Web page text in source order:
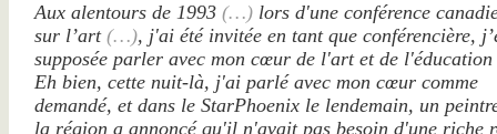
Aux alentours de 1993 (…) lors d'une conférence
sur l’art (…), j'ai été invitée en tant que conférencière,
supposée parler avec mon cœur de l'art et de
Eh bien, cette nuit-là, j'ai parlé avec mon cœur comme
demandé, et dans le StarPhoenix le lendemain, un
la région a annoncé qu'il n'avait pas besoin d'une riche